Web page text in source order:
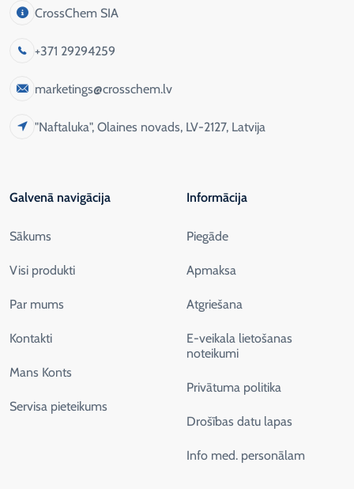
CrossChem SIA
+371 29294259
marketings@crosschem.lv
"Naftaluka", Olaines novads, LV-2127, Latvija
Galvenā navigācija
Sākums
Visi produkti
Par mums
Kontakti
Mans Konts
Servisa pieteikums
Informācija
Piegāde
Apmaksa
Atgriešana
E-veikala lietošanas
noteikumi
Privātuma politika
Drošības datu lapas
Info med. personālam